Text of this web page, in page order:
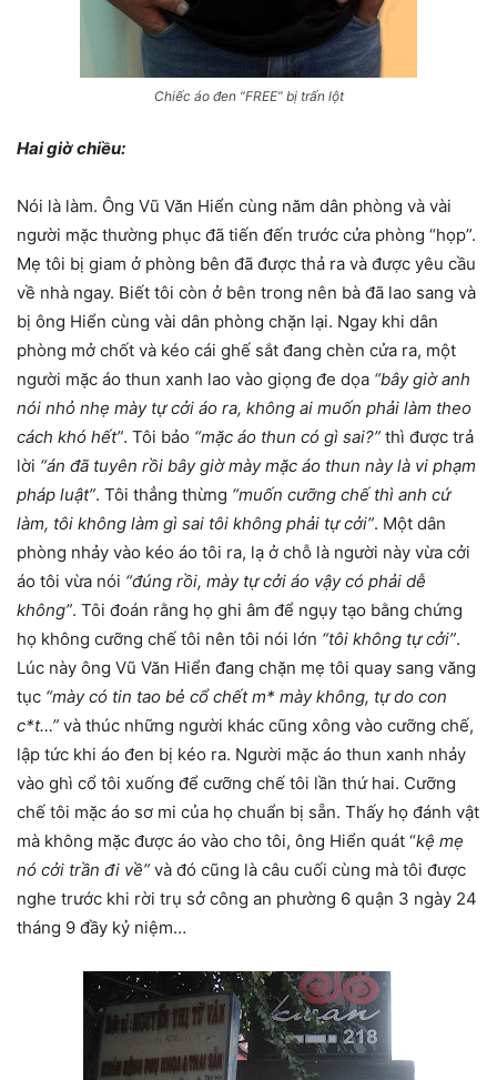
Chiếc áo đen “FREE” bị trấn lột
Hai giờ chiều:
Nói là làm. Ông Vũ Văn Hiển cùng năm dân phòng và vài
người mặc thường phục đã tiến đến trước cửa phòng “họp”.
Mẹ tôi bị giam ở phòng bên đã được thả ra và được yêu cầu
về nhà ngay. Biết tôi còn ở bên trong nên bà đã lao sang và
bị ông Hiển cùng vài dân phòng chặn lại. Ngay khi dân
phòng mở chốt và kéo cái ghế sắt đang chèn cửa ra, một
người mặc áo thun xanh lao vào giọng đe dọa “bây giờ anh
nói nhỏ nhẹ mày tự cởi áo ra, không ai muốn phải làm theo
cách khó hết”. Tôi bảo “mặc áo thun có gì sai?” thì được trả
lời “án đã tuyên rồi bây giờ mày mặc áo thun này là vi phạm
pháp luật”. Tôi thẳng thừng “muốn cưỡng chế thì anh cứ
làm, tôi không làm gì sai tôi không phải tự cởi”. Một dân
phòng nhảy vào kéo áo tôi ra, lạ ở chỗ là người này vừa cởi
áo tôi vừa nói “đúng rồi, mày tự cởi áo vậy có phải dễ
không”. Tôi đoán rằng họ ghi âm để ngụy tạo bằng chứng
họ không cưỡng chế tôi nên tôi nói lớn “tôi không tự cởi”.
Lúc này ông Vũ Văn Hiển đang chặn mẹ tôi quay sang văng
tục “mày có tin tao bẻ cổ chết m* mày không, tự do con
c*t…” và thúc những người khác cũng xông vào cưỡng chế,
lập tức khi áo đen bị kéo ra. Người mặc áo thun xanh nhảy
vào ghì cổ tôi xuống để cưỡng chế tôi lần thứ hai. Cưỡng
chế tôi mặc áo sơ mi của họ chuẩn bị sẵn. Thấy họ đánh vật
mà không mặc được áo vào cho tôi, ông Hiển quát “kệ mẹ
nó cởi trần đi về” và đó cũng là câu cuối cùng mà tôi được
nghe trước khi rời trụ sở công an phường 6 quận 3 ngày 24
tháng 9 đầy kỷ niệm…